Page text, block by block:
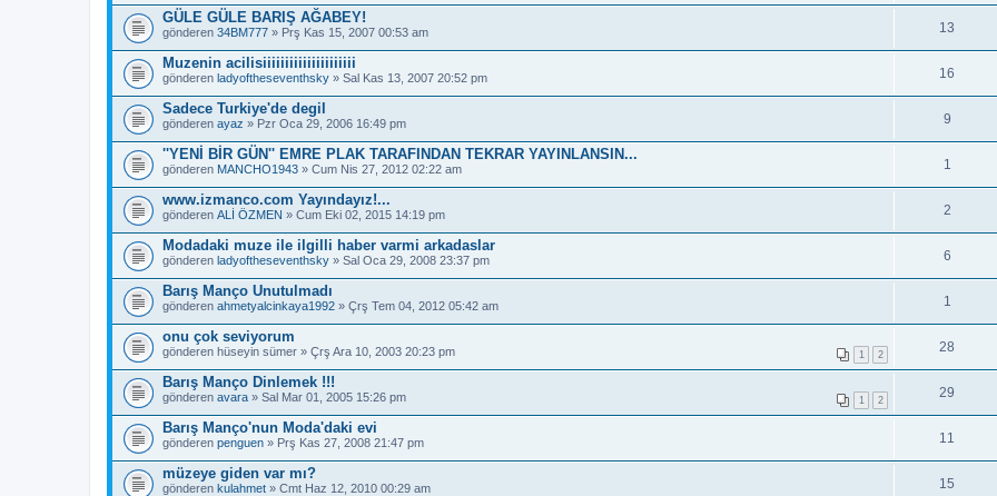
GÜLE GÜLE BARIŞ AĞABEY!
gönderen 34BM777 » Prş Kas 15, 2007 00:53 am 13
Muzenin acilisiiiiiiiiiiiiiiiiiiiii
gönderen ladyoftheseventhsky » Sal Kas 13, 2007 20:52 pm 16
Sadece Turkiye'de degil
gönderen ayaz » Pzr Oca 29, 2006 16:49 pm 9
''YENİ BİR GÜN'' EMRE PLAK TARAFINDAN TEKRAR YAYINLANSIN...
gönderen MANCHO1943 » Cum Nis 27, 2012 02:22 am 1
www.izmanco.com Yayındayız!...
gönderen ALİ ÖZMEN » Cum Eki 02, 2015 14:19 pm 2
Modadaki muze ile ilgilli haber varmi arkadaslar
gönderen ladyoftheseventhsky » Sal Oca 29, 2008 23:37 pm 6
Barış Manço Unutulmadı
gönderen ahmetyalcinkaya1992 » Çrş Tem 04, 2012 05:42 am 1
onu çok seviyorum
1 2
gönderen hüseyin sümer » Çrş Ara 10, 2003 20:23 pm 28
Barış Manço Dinlemek !!!
1 2
gönderen avara » Sal Mar 01, 2005 15:26 pm 29
Barış Manço'nun Moda'daki evi
gönderen penguen » Prş Kas 27, 2008 21:47 pm 11
müzeye giden var mı?
gönderen kulahmet » Cmt Haz 12, 2010 00:29 am 15